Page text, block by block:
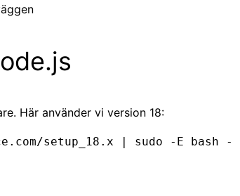
Här använder vi version 18:
setup_18.x | sudo -E bash -